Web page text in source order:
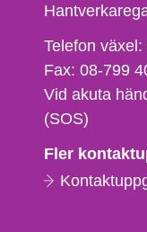
Telefon,
fax
och
e-
Telefon växel:
Fax:08-799
Vid akuta
(SOS)
Fler